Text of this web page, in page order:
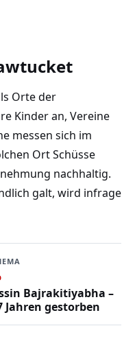
Orte der
Kinder an, Vereine
messen sich im
Ort Schüsse
nachhaltig.
galt, wird infrage
Bajrakitiyabha –
Jahren gestorben